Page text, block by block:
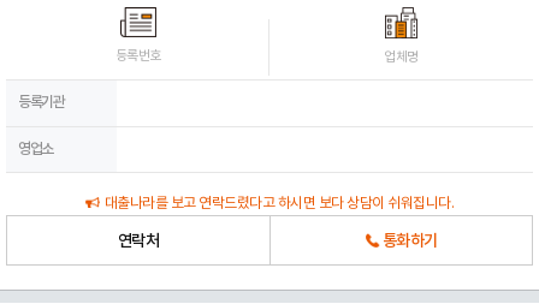
등록번호 업체명
등록기관
영업소
대출나라를 보고 연락드렸다고 하시면 보다 상담이 쉬워집니다.
연락처 통화하기